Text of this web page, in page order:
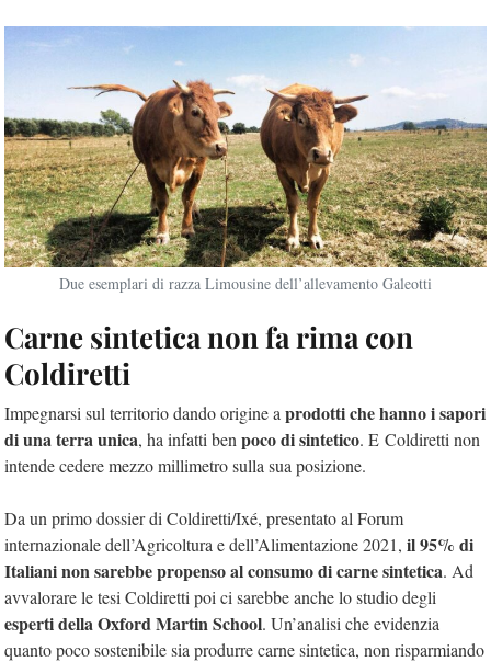
Due esemplari di razza Limousine dell’allevamento Galeotti
Carne sintetica non fa rima con
Coldiretti
Impegnarsi sul territorio dando origine a prodotti che hanno i sapori
di una terra unica, ha infatti ben poco di sintetico. E Coldiretti non
intende cedere mezzo millimetro sulla sua posizione.
Da un primo dossier di Coldiretti/Ixé, presentato al Forum
internazionale dell’Agricoltura e dell’Alimentazione 2021, il 95% di
Italiani non sarebbe propenso al consumo di carne sintetica. Ad
avvalorare le tesi Coldiretti poi ci sarebbe anche lo studio degli
esperti della Oxford Martin School. Un’analisi che evidenzia
quanto poco sostenibile sia produrre carne sintetica, non risparmiando